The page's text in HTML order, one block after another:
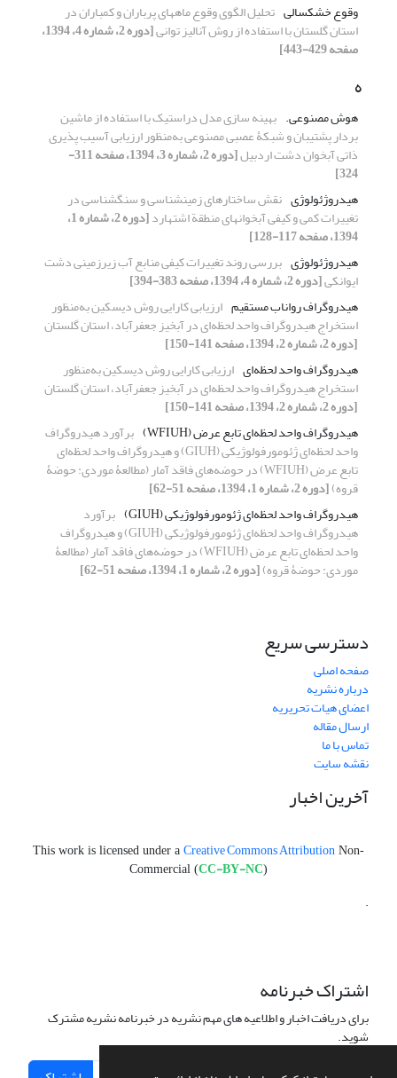
وقوع خشکسالی تحلیل الگوی وقوع ماه‏های پرباران و کم‏باران در
استان گلستان با استفاده از روش آنالیز توانی [دوره 2، شماره 4، 1394،
صفحه 429-443]
ه
هوش مصنوعی.‌ بهینه‏ سازی مدل دراستیک با استفاده از ماشین
بردار پشتیبان و شبکۀ عصبی مصنوعی به‌منظور ارزیابی آسیب ‏پذیری
ذاتی آبخوان دشت اردبیل [دوره 2، شماره 3، 1394، صفحه 311-
324]
هیدروژئولوژی نقش ساختارهای زمینشناسی و سنگشناسی در
تغییرات کمی و کیفی آبخوانهای منطقة اشتهارد [دوره 2، شماره 1،
1394، صفحه 117-128]
هیدروژئولوژی بررسی روند تغییرات کیفی منابع آب زیر‌زمینی دشت
ایوانکی[دوره 2، شماره 4، 1394، صفحه 383-394]
هیدروگراف رواناب مستقیم ارزیابی کارایی روش دیسکین به‌منظور
استخراج هیدروگراف واحد لحظه‌ای در آبخیز جعفرآباد، استان گلستان
[دوره 2، شماره 2، 1394، صفحه 141-150]
هیدروگراف واحد لحظه‌ای ارزیابی کارایی روش دیسکین به‌منظور
استخراج هیدروگراف واحد لحظه‌ای در آبخیز جعفرآباد، استان گلستان
[دوره 2، شماره 2، 1394، صفحه 141-150]
هیدروگراف واحد لحظه‌ای تابع عرض (WFIUH)
برآورد هیدروگراف
واحد لحظه‌ای ژئومورفولوژیکی (GIUH) و هیدروگراف واحد لحظه‌ای
تابع عرض (WFIUH) در حوضه‌های فاقد آمار (مطالعۀ موردی: حوضۀ
قروه)[دوره 2، شماره 1، 1394، صفحه 51-62]
هیدروگراف واحد لحظه‌ای ژئومورفولوژیکی (GIUH)
برآورد
هیدروگراف واحد لحظه‌ای ژئومورفولوژیکی (GIUH) و هیدروگراف
واحد لحظه‌ای تابع عرض (WFIUH) در حوضه‌های فاقد آمار (مطالعۀ
موردی: حوضۀ قروه)[دوره 2، شماره 1، 1394، صفحه 51-62]
دسترسی سریع
صفحه اصلی
درباره نشریه
اعضای هیات تحریریه
ارسال مقاله
تماس با ما
نقشه سایت
آخرین اخبار
This work is licensed under a Creative Commons Attribution Non-
Commercial (CC-BY-NC)
.
اشتراک خبرنامه
برای دریافت اخبار و اطلاعیه های مهم نشریه در خبرنامه نشریه مشترک
شوید.